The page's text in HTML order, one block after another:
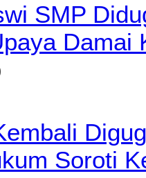
SMP
Damai
Soroti